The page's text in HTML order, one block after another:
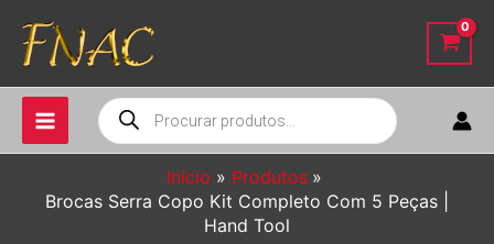
para
conteúdo
Pesquisar
produtos
Início
Produtos
Brocas Serra Copo Kit Completo Com 5 Peças |
Hand Tool